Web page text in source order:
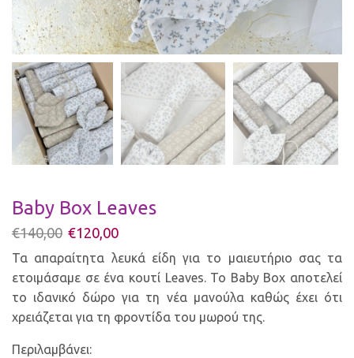
Baby Box Leaves
€140,00 €120,00
Τα απαραίτητα λευκά είδη για το μαιευτήριο σας τα
ετοιμάσαμε σε ένα κουτί Leaves. Το Baby Box αποτελεί
το ιδανικό δώρο για τη νέα μανούλα καθώς έχει ότι
χρειάζεται για τη φροντίδα του μωρού της.
Περιλαμβάνει: